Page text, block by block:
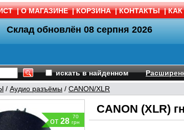
| О МАГАЗИНЕ | КОРЗИНА | КОНТАКТЫ |
Склад обновлён 08 серпня 2026
искать в найденном
/ Аудио разъёмы / CANON/XLR
от 28
70
грн
CANON (XLR)